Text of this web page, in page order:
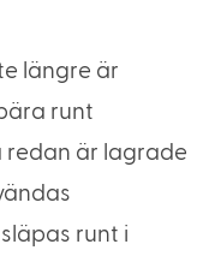
längre är
runt
redan är lagrade
runt i